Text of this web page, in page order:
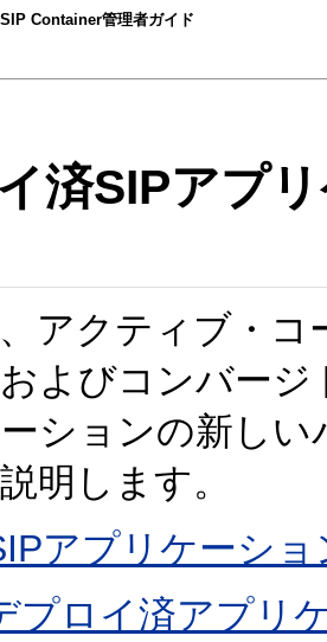
Container管理者ガイド
済SIPアプ
アクティブ・コ
よびコンバー
ションの新し
明します。
アプリケーシ
プロイ済アプリ